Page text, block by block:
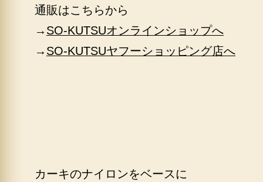
通販はこちらから
→ SO-KUTSUオンラインショップへ
→ SO-KUTSUヤフーショッピング店へ
カーキのナイロンをベースに